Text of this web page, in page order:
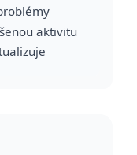
aktivitu